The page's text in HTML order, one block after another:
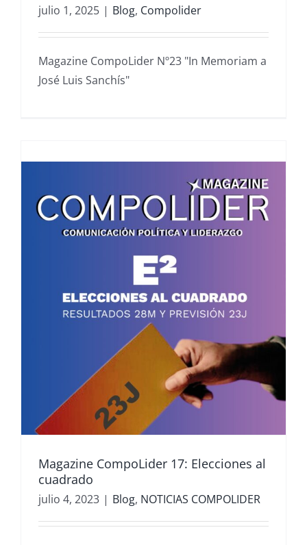
julio 1, 2025 | Blog, Compolider
Magazine CompoLider Nº23 "In Memoriam a
José Luis Sanchís"
Magazine CompoLider 17: Elecciones al
cuadrado
julio 4, 2023 | Blog, NOTICIAS COMPOLIDER